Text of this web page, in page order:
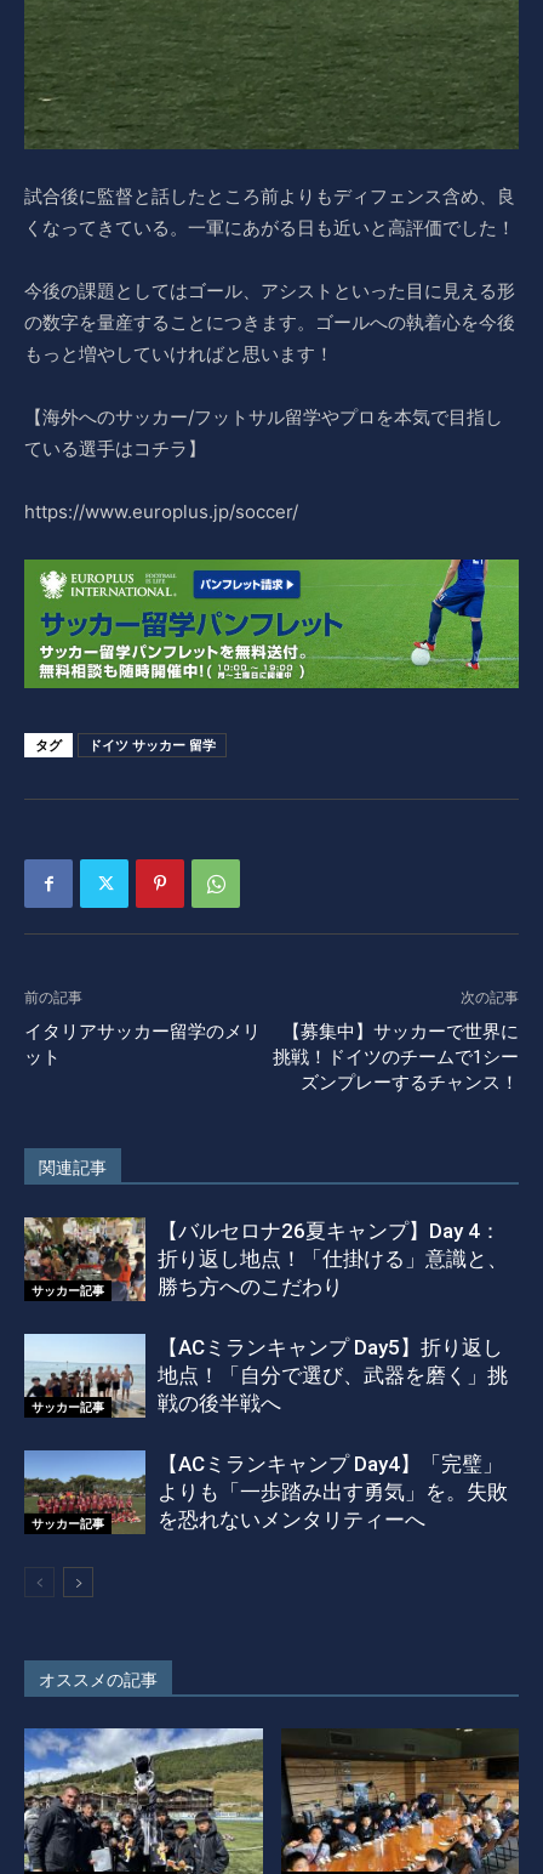
試合後に監督と話したところ前よりもディフェンス含め、良
くなってきている。一軍にあがる日も近いと高評価でした！
今後の課題としてはゴール、アシストといった目に見える形
の数字を量産することにつきます。ゴールへの執着心を今後
もっと増やしていければと思います！
【海外へのサッカー/フットサル留学やプロを本気で目指し
ている選手はコチラ】
https://www.europlus.jp/soccer/
タグ ドイツ サッカー 留学
前の記事
イタリアサッカー留学のメリ
ット
次の記事
【募集中】サッカーで世界に
挑戦！ドイツのチームで1シー
ズンプレーするチャンス！
関連記事
サッカー記事
【バルセロナ26夏キャンプ】Day 4：
折り返し地点！「仕掛ける」意識と、
勝ち方へのこだわり
サッカー記事
【ACミランキャンプ Day5】折り返し
地点！「自分で選び、武器を磨く」挑
戦の後半戦へ
サッカー記事
【ACミランキャンプ Day4】「完璧」
よりも「一歩踏み出す勇気」を。失敗
を恐れないメンタリティーへ
オススメの記事